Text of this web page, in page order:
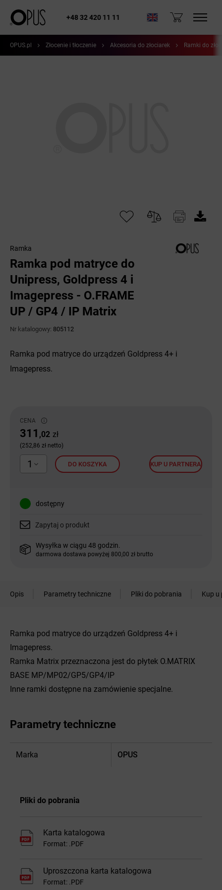
+48 32 420 11 11
OPUS.pl Złocenie i tłoczenie Akcesoria do złociarek Ramki do
Ramka
Ramka pod matryce do
Unipress, Goldpress 4 i
Imagepress - O.FRAME
UP / GP4 / IP Matrix
Nr katalogowy: 805112
CENA
311 ,02 zł
(252,86 zł netto)
1 DO KOSZYKA KUP U PARTNERA
dostępny
Zapytaj o produkt
Wysyłka w ciągu 48 godzin.
darmowa dostawa powyżej 800,00 zł brutto
Ramka pod matryce do urządzeń Goldpress 4+ i
Imagepress.
Opis Parametry techniczne Pliki do pobrania Kup u
Ramka pod matryce do urządzeń Goldpress 4+ i
Imagepress.
Ramka Matrix przeznaczona jest do płytek O.MATRIX
BASE MP/MP02/GP5/GP4/IP
Inne ramki dostępne na zamówienie specjalne.
Parametry techniczne
Marka OPUS
Pliki do pobrania
Karta katalogowa
Format: .PDF
Uproszczona karta katalogowa
Format: .PDF